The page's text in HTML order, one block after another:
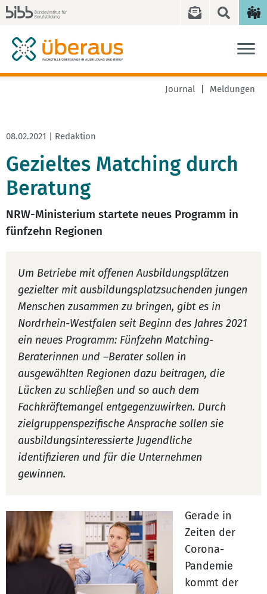
Journal Meldungen
08.02.2021 | Redaktion
Gezieltes Matching durch
Beratung
NRW-Ministerium startete neues Programm in
fünfzehn Regionen
Um Betriebe mit offenen Ausbildungsplätzen
gezielter mit ausbildungsplatzsuchenden jungen
Menschen zusammen zu bringen, gibt es in
Nordrhein-Westfalen seit Beginn des Jahres 2021
ein neues Programm: Fünfzehn Matching-
Beraterinnen und –Berater sollen in
ausgewählten Regionen dazu beitragen, die
Lücken zu schließen und so auch dem
Fachkräftemangel entgegenzuwirken. Durch
zielgruppenspezifische Ansprache sollen sie
ausbildungsinteressierte Jugendliche
identifizieren und für die Unternehmen
gewinnen.
Gerade in
Zeiten der
Corona-
Pandemie
kommt der